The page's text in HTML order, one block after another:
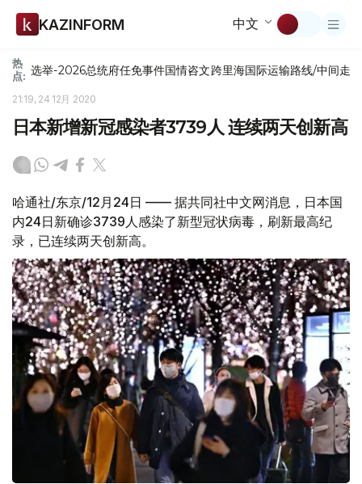
KAZINFORM 中文
热
点: 选举-2026总统府任免事件国情咨文跨里海国际运输路线/中间走廊
21:19, 24 12月 2020
日本新增新冠感染者3739人 连续两天创新高
哈通社/东京/12月24日 —— 据共同社中文网消息，日本国
内24日新确诊3739人感染了新型冠状病毒，刷新最高纪
录，已连续两天创新高。